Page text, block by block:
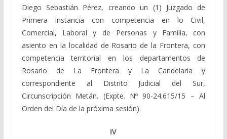
Diego Sebastián Pérez, creando un (1) Juzgado de
Primera Instancia con competencia en lo Civil,
Comercial, Laboral y de Personas y Familia, con
asiento en la localidad de Rosario de la Frontera, con
competencia territorial en los departamentos de
Rosario de La Frontera y La Candelaria y
correspondiente al Distrito Judicial del Sur,
Circunscripción Metán. (Expte. Nº 90-24.615/15 –Al
Orden del Día de la próxima sesión).
IV